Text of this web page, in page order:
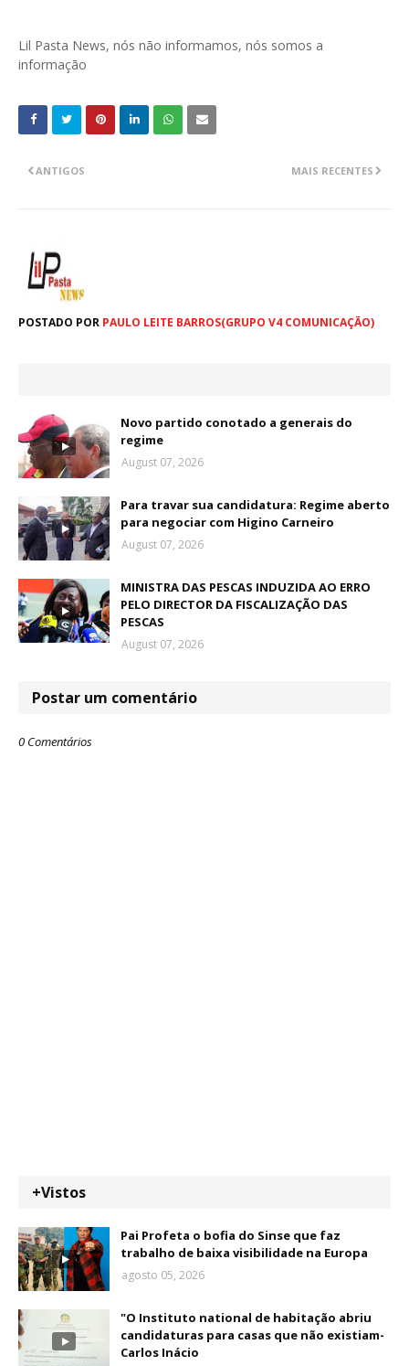
Lil Pasta News, nós não informamos, nós somos a
informação
MAIS RECENTES
ANTIGOS
POSTADO POR PAULO LEITE BARROS(GRUPO V4 COMUNICAÇÃO)
Novo partido conotado a generais do
regime
August 07, 2026
Para travar sua candidatura: Regime aberto
para negociar com Higino Carneiro
August 07, 2026
MINISTRA DAS PESCAS INDUZIDA AO ERRO
PELO DIRECTOR DA FISCALIZAÇÃO DAS
PESCAS
August 07, 2026
Postar um comentário
0 Comentários
+Vistos
Pai Profeta o bofia do Sinse que faz
trabalho de baixa visibilidade na Europa
agosto 05, 2026
"O Instituto national de habitação abriu
candidaturas para casas que não existiam-
Carlos Inácio